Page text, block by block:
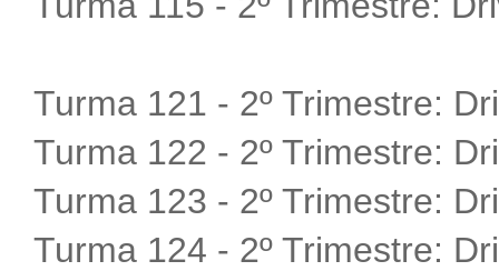
Turma 121 - 2º Trimestre:
Turma 122 - 2º Trimestre:
Turma 123 - 2º Trimestre:
Turma 124 - 2º Trimestre: